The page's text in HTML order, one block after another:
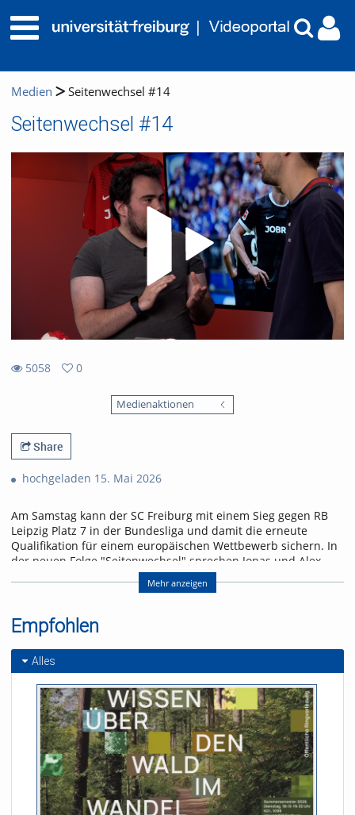
Medien Seitenwechsel #14
Seitenwechsel #14
5058
0
Medienaktionen
Share
hochgeladen 15. Mai 2026
Am Samstag kann der SC Freiburg mit einem Sieg gegen RB
Leipzig Platz 7 in der Bundesliga und damit die erneute
Qualifikation für einem europäischen Wettbewerb sichern. In
der neuen Folge "Seitenwechsel" sprechen Jonas und Alex
über das letzte Heimspiel der Saison und einen Leih-
Referent/in:
Andreas Nagel
Mehr anzeigen
Empfohlen
Alles